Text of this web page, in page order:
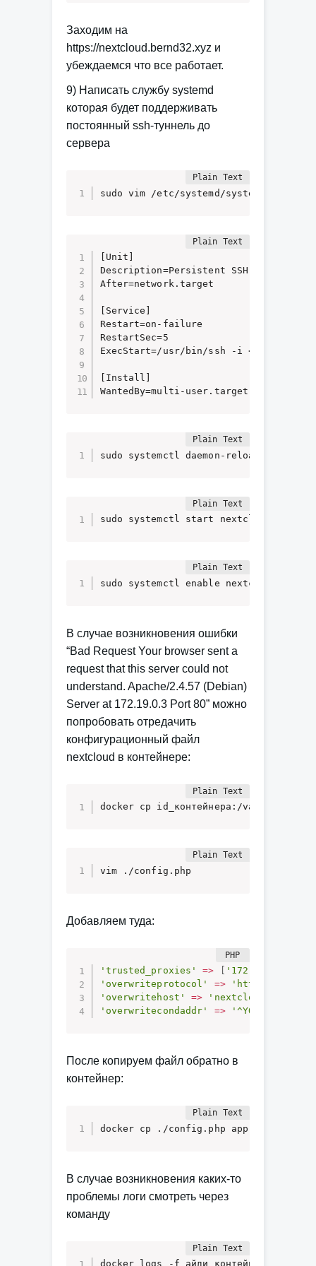
Заходим на
https://nextcloud.bernd32.xyz и
убеждаемся что все работает.
9) Написать службу systemd
которая будет поддерживать
постоянный ssh-туннель до
сервера
sudo vim /etc/systemd/system/
[Unit]
Description=Persistent SSH Tunnel
After=network.target
[Service]
Restart=on-failure
RestartSec=5
ExecStart=/usr/bin/ssh -i <путь/до/
[Install]
WantedBy=multi-user.target
sudo systemctl daemon-reload
sudo systemctl start nextcloud-ssh-
sudo systemctl enable nextcloud-ssh-
В случае возникновения ошибки
“Bad Request Your browser sent a
request that this server could not
understand. Apache/2.4.57 (Debian)
Server at 172.19.0.3 Port 80” можно
попробовать отредачить
конфигурационный файл
nextcloud в контейнере:
docker cp id_контейнера:/var/www/
vim ./config.php
Добавляем туда:
'trusted_proxies' => '172.19.0.3'
'overwriteprotocol'
=> 'https'
'overwritehost'
=>
'overwritecondaddr'
=>
После копируем файл обратно в
контейнер:
docker cp ./config.php app:/var/www/
В случае возникновения каких-то
проблемы логи смотреть через
команду
docker logs -f айди_контейнера